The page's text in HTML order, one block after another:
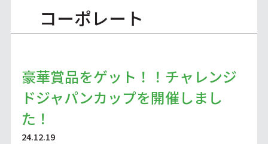
コーポレート
豪華賞品をゲット！！チャレンジ
ドジャパンカップを開催しまし
た！
24.12.19